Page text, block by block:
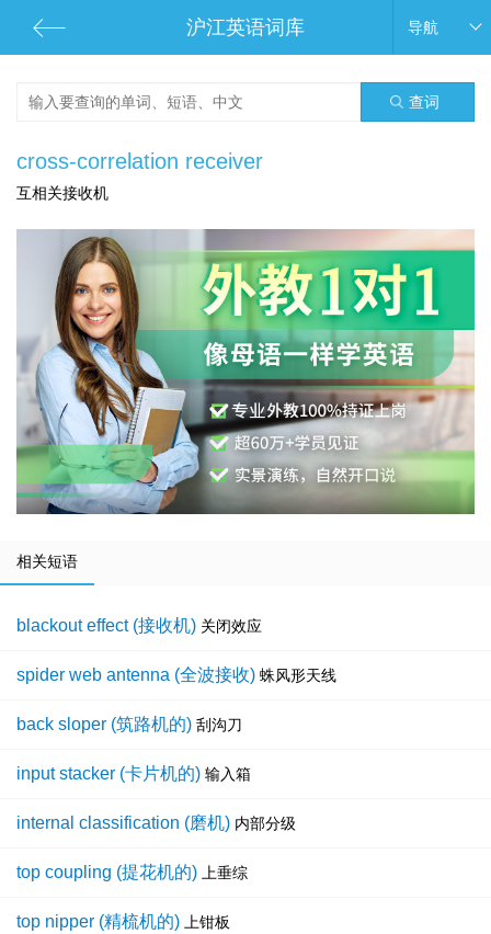
沪江英语词库 导航
查词
cross-correlation receiver
互相关接收机
相关短语
blackout effect (接收机) 关闭效应
spider web antenna (全波接收) 蛛风形天线
back sloper (筑路机的) 刮沟刀
input stacker (卡片机的) 输入箱
internal classification (磨机) 内部分级
top coupling (提花机的) 上垂综
top nipper (精梳机的) 上钳板